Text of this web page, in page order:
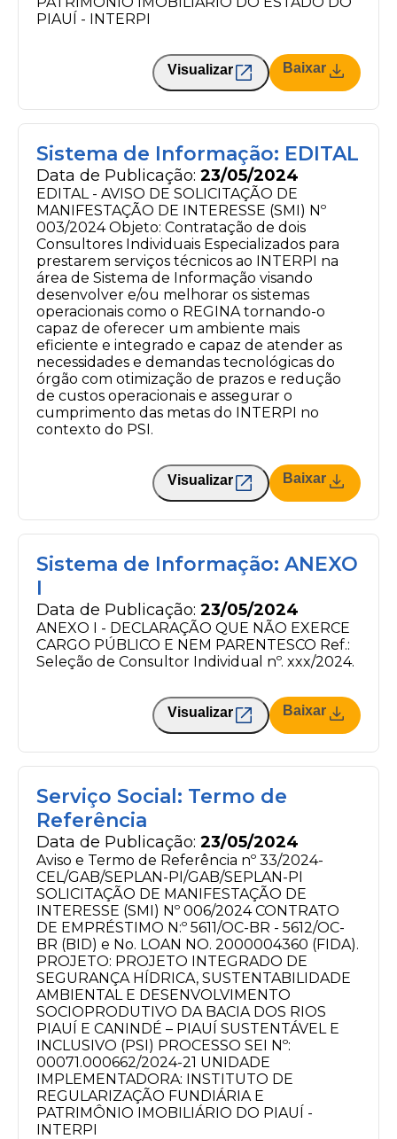
PIAUÍ - INTERPI
Visualizar Baixar
Sistema de Informação: EDITAL
Data de Publicação: 23/05/2024
EDITAL - AVISO DE SOLICITAÇÃO DE
MANIFESTAÇÃO DE INTERESSE (SMI) Nº
003/2024 Objeto: Contratação de dois
Consultores Individuais Especializados para
prestarem serviços técnicos ao INTERPI na
área de Sistema de Informação visando
desenvolver e/ou melhorar os sistemas
operacionais como o REGINA tornando-o
capaz de oferecer um ambiente mais
eficiente e integrado e capaz de atender as
necessidades e demandas tecnológicas do
órgão com otimização de prazos e redução
de custos operacionais e assegurar o
cumprimento das metas do INTERPI no
contexto do PSI.
Visualizar Baixar
Sistema de Informação: ANEXO
I
Data de Publicação: 23/05/2024
ANEXO I - DECLARAÇÃO QUE NÃO EXERCE
CARGO PÚBLICO E NEM PARENTESCO Ref.:
Seleção de Consultor Individual nº. xxx/2024.
Visualizar Baixar
Serviço Social: Termo de
Referência
Data de Publicação: 23/05/2024
Aviso e Termo de Referência nº 33/2024-
CEL/GAB/SEPLAN-PI/GAB/SEPLAN-PI
SOLICITAÇÃO DE MANIFESTAÇÃO DE
INTERESSE (SMI) Nº 006/2024 CONTRATO
DE EMPRÉSTIMO N:º 5611/OC-BR - 5612/OC-
BR (BID) e No. LOAN NO. 2000004360 (FIDA).
PROJETO: PROJETO INTEGRADO DE
SEGURANÇA HÍDRICA, SUSTENTABILIDADE
AMBIENTAL E DESENVOLVIMENTO
SOCIOPRODUTIVO DA BACIA DOS RIOS
PIAUÍ E CANINDÉ – PIAUÍ SUSTENTÁVEL E
INCLUSIVO (PSI) PROCESSO SEI Nº:
00071.000662/2024-21 UNIDADE
IMPLEMENTADORA: INSTITUTO DE
REGULARIZAÇÃO FUNDIÁRIA E
PATRIMÔNIO IMOBILIÁRIO DO PIAUÍ -
INTERPI